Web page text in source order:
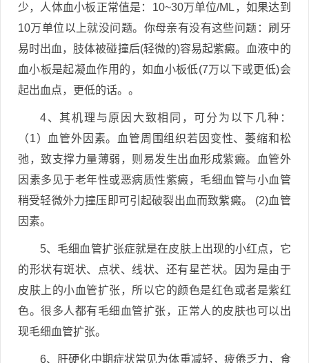
少，人体血小板正常值是：10~30万单位/ML，如果达到
10万单位以上就没问题。你母亲有没有这些问题：刷牙
易时出血，肢体被碰撞后(轻微的)容易起紫癜。血液中的
血小板是起凝血作用的，如血小板低(7万以下或更低)会
起出血点，更低的话。。
4、其机理与原因大致相同，可分为以下几种：
（1）血管外因素。血管周围组织若因变性、萎缩和松
弛，致支撑力量薄弱，则易发生出血形成紫癜。血管外
因素多见于老年性或恶病质性紫癜，毛细血管与小血管
稍受轻微外力撞压即可引起破裂出血而致紫癜。 (2)血管
因素。
5、毛细血管扩张症就是在皮肤上出现的小红点，它
的形状有斑状、点状、线状、还有星芒状。因为是由于
皮肤上的小血管扩张，所以它的颜色是红色或者是紫红
色。很多人都有毛细血管扩张，正常人的皮肤也可以出
现毛细血管扩张。
6、肝硬化中期症状常见为体重减轻，疲倦乏力，食